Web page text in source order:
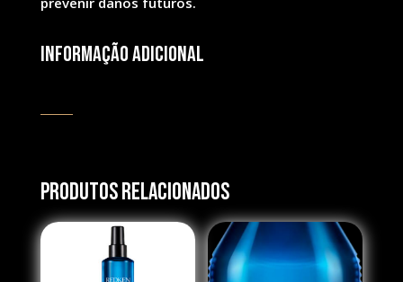
Informação adicional
Produtos Relacionados